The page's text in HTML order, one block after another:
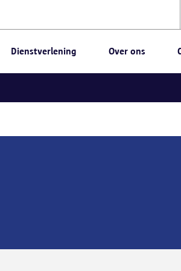
Dienstverlening Over ons